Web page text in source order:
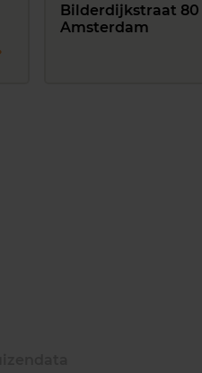
Bilderdijkstraat 80
Amsterdam